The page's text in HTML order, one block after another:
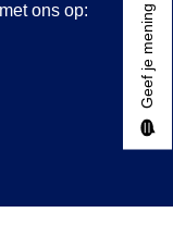
ons op: Geef je mening